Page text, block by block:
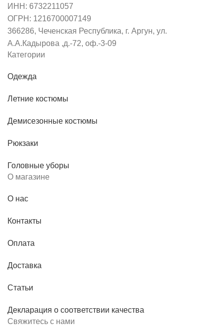
ИНН: 6732211057
ОГРН: 1216700007149
366286, Чеченская Республика, г. Аргун, ул.
А.А.Кадырова ,д.-72, оф.-3-09
Категории
Одежда
Летние костюмы
Демисезонные костюмы
Рюкзаки
Головные уборы
О магазине
О нас
Контакты
Оплата
Доставка
Статьи
Декларация о соответствии качества
Свяжитесь с нами